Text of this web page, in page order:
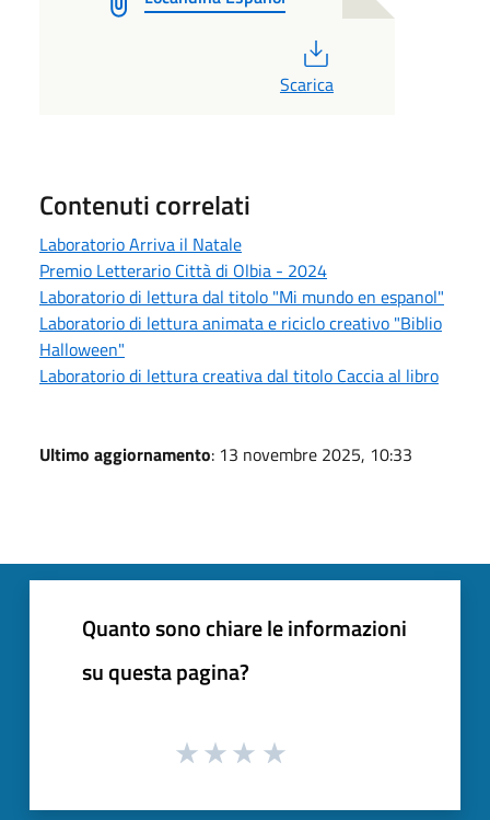
Scarica
Contenuti correlati
Laboratorio Arriva il Natale
Premio Letterario Città di Olbia - 2024
Laboratorio di lettura dal titolo "Mi mundo en espanol"
Laboratorio di lettura animata e riciclo creativo "Biblio
Halloween"
Laboratorio di lettura creativa dal titolo Caccia al libro
Ultimo aggiornamento: 13 novembre 2025, 10:33
Quanto sono chiare le informazioni
su questa pagina?